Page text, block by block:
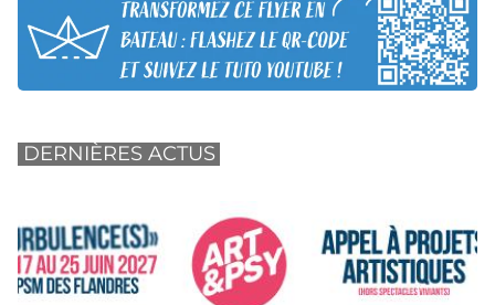
DERNIÈRES ACTUS